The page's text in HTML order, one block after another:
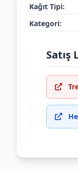
Kağıt Tipi:
Kategori:
Satış